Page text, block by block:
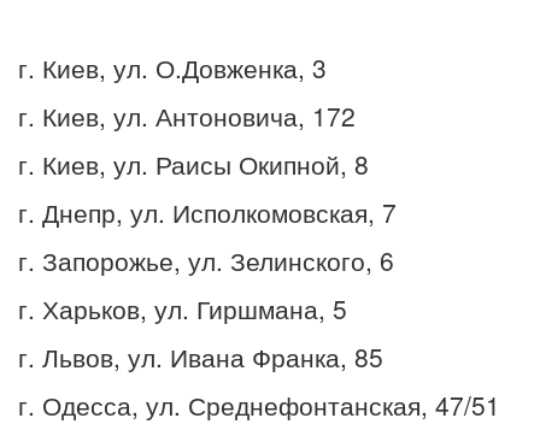
г. Киев, ул. О.Довженка, 3
г. Киев, ул. Антоновича, 172
г. Киев, ул. Раисы Окипной, 8
г. Днепр, ул. Исполкомовская, 7
г. Запорожье, ул. Зелинского, 6
г. Харьков, ул. Гиршмана, 5
г. Львов, ул. Ивана Франка, 85
г. Одесса, ул. Среднефонтанская, 47/51